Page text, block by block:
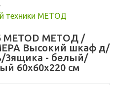
техники МЕТОД
METOD МЕТОД /
Высокий шкаф д/
3ящика - белый/
60x60x220 см